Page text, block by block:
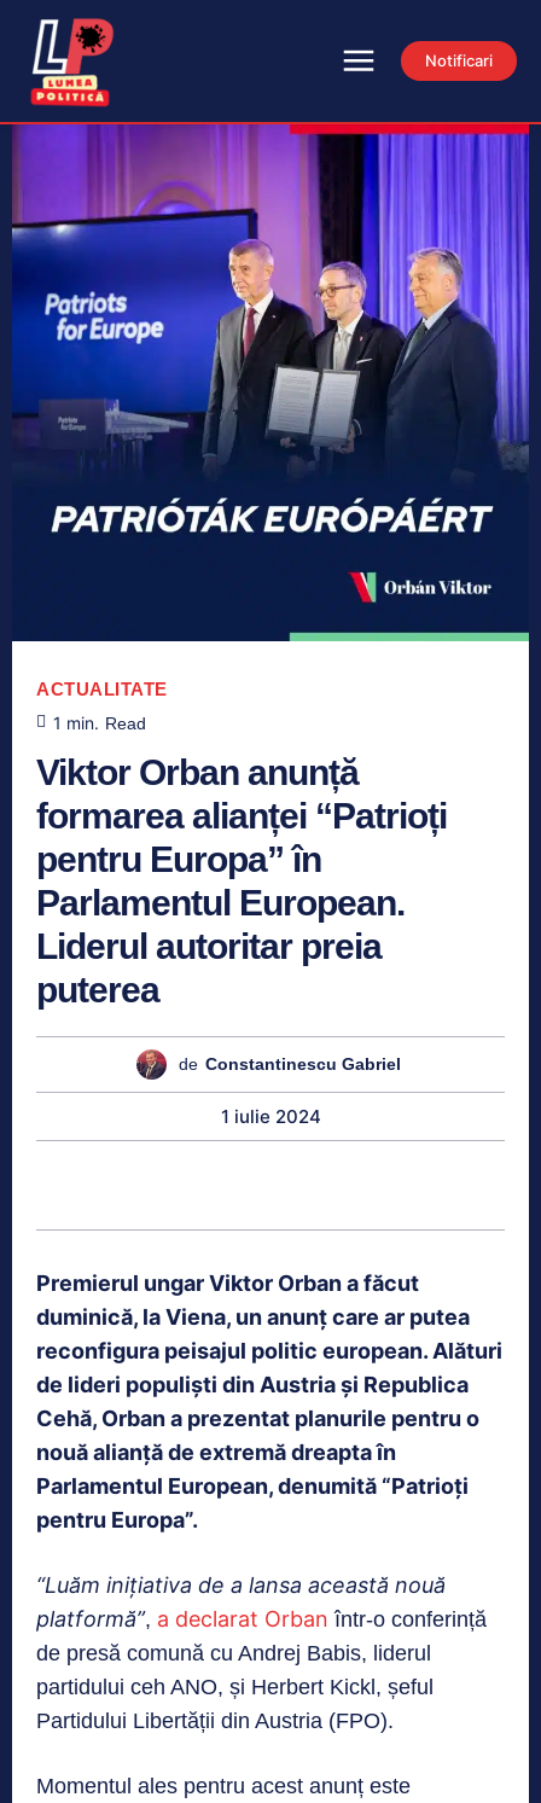
Notificari
ACTUALITATE
1 min. Read
Viktor Orban anunță
formarea alianței “Patrioți
pentru Europa” în
Parlamentul European.
Liderul autoritar preia
puterea
de Constantinescu Gabriel
1 iulie 2024
Premierul ungar Viktor Orban a făcut
duminică, la Viena, un anunț care ar putea
reconfigura peisajul politic european. Alături
de lideri populiști din Austria și Republica
Cehă, Orban a prezentat planurile pentru o
nouă alianță de extremă dreapta în
Parlamentul European, denumită “Patrioți
pentru Europa”.
“Luăm inițiativa de a lansa această nouă
platformă”, a declarat Orban într-o conferință
de presă comună cu Andrej Babis, liderul
partidului ceh ANO, și Herbert Kickl, șeful
Partidului Libertății din Austria (FPO).
Momentul ales pentru acest anunț este